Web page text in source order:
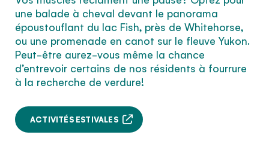
une balade à cheval devant le panorama
époustouflant du lac Fish, près de Whitehorse,
ou une promenade en canot sur le fleuve Yukon.
Peut-être aurez-vous même la chance
d’entrevoir certains de nos résidents à fourrure
à la recherche de verdure!
ACTIVITÉS ESTIVALES